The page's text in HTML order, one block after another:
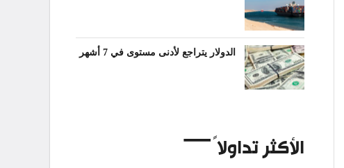
الدولار يتراجع لأدنى مستوى في 7 أشهر
الأكثر تداولاً